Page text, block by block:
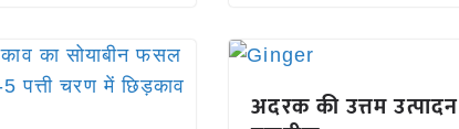
अदरक की उत्तम उत्पादन